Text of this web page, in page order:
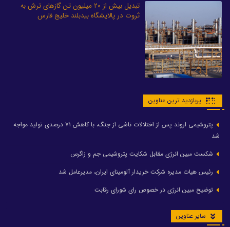
تبدیل بیش از ۲۰ میلیون تن گازهای ترش به
ثروت در پالایشگاه بیدبلند خلیج فارس
پربازدید ترین عناوین
پتروشیمی اروند پس از اختلالات ناشی از جنگ، با کاهش ۷۱ درصدی تولید مواجه
شد
شکست مبین انرژی مقابل شکایت پتروشیمی جم و زاگرس
رئیس هیات مدیره شرکت خریدار آلومینای ایران، مدیرعامل شد
توضیح مبین انرژی در خصوص رای شورای رقابت
سایر عناوین